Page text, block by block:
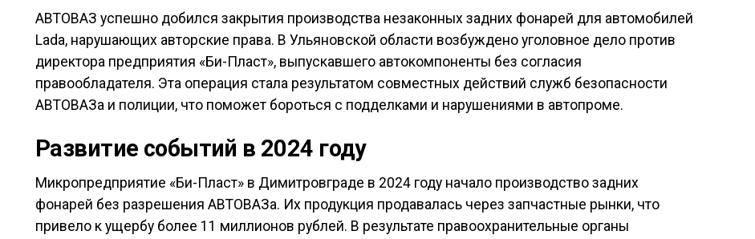
АВТОВАЗ успешно добился закрытия производства незаконных задних фонарей для автомобилей
Lada, нарушающих авторские права. В Ульяновской области возбуждено уголовное дело против
директора предприятия «Би-Пласт», выпускавшего автокомпоненты без согласия
правообладателя. Эта операция стала результатом совместных действий служб безопасности
АВТОВАЗа и полиции, что поможет бороться с подделками и нарушениями в автопроме.
Развитие событий в 2024 году
Микропредприятие «Би-Пласт» в Димитровграде в 2024 году начало производство задних
фонарей без разрешения АВТОВАЗа. Их продукция продавалась через запчастные рынки, что
привело к ущербу более 11 миллионов рублей. В результате правоохранительные органы